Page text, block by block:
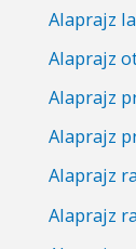
Alaprajz
Alaprajz
Alaprajz
Alaprajz
Alaprajz
Alaprajz